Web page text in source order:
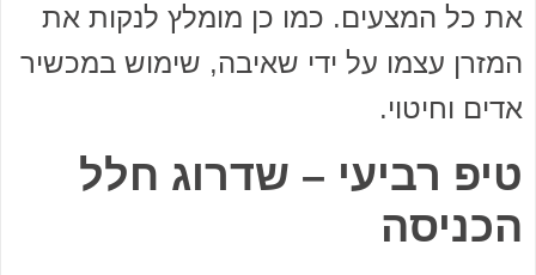
את כל המצעים. כמו כן מומלץ לנקות את
המזרן עצמו על ידי שאיבה, שימוש במכשיר
אדים וחיטוי.
טיפ רביעי – שדרוג חלל
הכניסה